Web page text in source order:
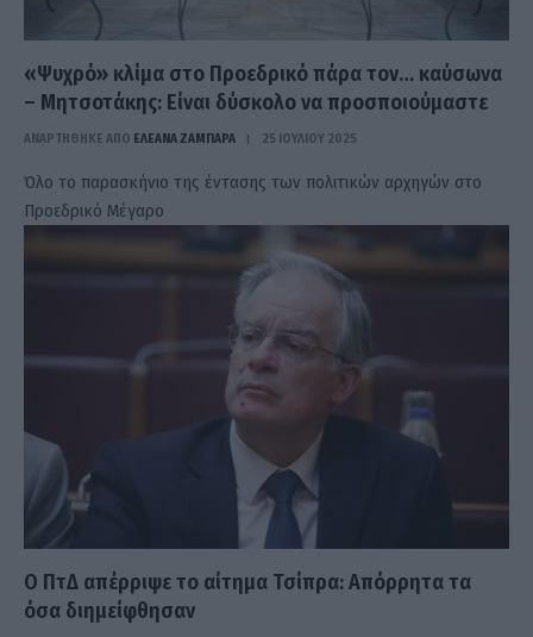
«Ψυχρό» κλίμα στο Προεδρικό πάρα τον… καύσωνα
– Mητσοτάκης: Είναι δύσκολο να προσποιούμαστε
ΑΝΑΡΤΗΘΗΚΕ ΑΠΟ ΕΛΕΑΝΑ ΖΑΜΠΑΡΑ 25 ΙΟΥΛΊΟΥ 2025
Όλο το παρασκήνιο της έντασης των πολιτικών αρχηγών στο
Προεδρικό Μέγαρο
O ΠτΔ απέρριψε το αίτημα Τσίπρα: Απόρρητα τα
όσα διημείφθησαν